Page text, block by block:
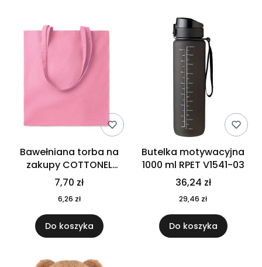
Bawełniana torba na
zakupy COTTONEL
COLOUR++ MO9846-11
7,70 zł
6,26 zł
Do koszyka
Butelka motywacyjna
1000 ml RPET V1541-03
36,24 zł
29,46 zł
Do koszyka